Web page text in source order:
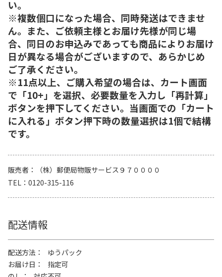
い。
※複数個口になった場合、同時発送はできませ
ん。また、ご依頼主様とお届け先様が同じ場
合、同日のお申込みであっても商品によりお届け
日が異なる場合がございますので、あらかじめ
ご了承ください。
※11点以上、ご購入希望の場合は、カート画面
で「10+」を選択、必要数量を入力し「再計算」
ボタンを押下してください。当画面での「カート
に入れる」ボタン押下時の数量選択は1個で結構
です。
販売者
（株）郵便局物販サービス９７００００
TEL
0120-315-116
配送情報
配送方法
ゆうパック
お届け日
指定可